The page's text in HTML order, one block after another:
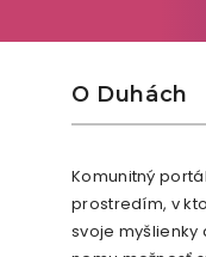
O Duhách
Komunitný
prostredím, v
svoje myšlienky